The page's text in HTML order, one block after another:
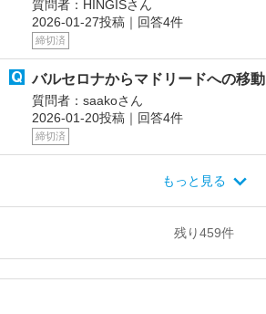
質問者：HINGISさん
2026-01-27投稿｜回答4件
締切済
バルセロナからマドリードへの移動
質問者：saakoさん
2026-01-20投稿｜回答4件
締切済
もっと見る
残り459件